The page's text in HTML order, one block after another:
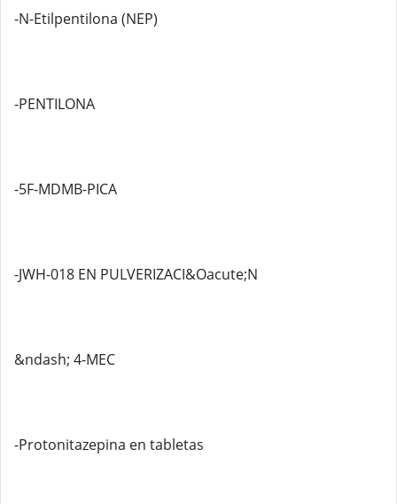
-N-Etilpentilona (NEP)
-PENTILONA
-5F-MDMB-PICA
-JWH-018 EN PULVERIZACI&Oacute;N
&ndash; 4-MEC
-Protonitazepina en tabletas